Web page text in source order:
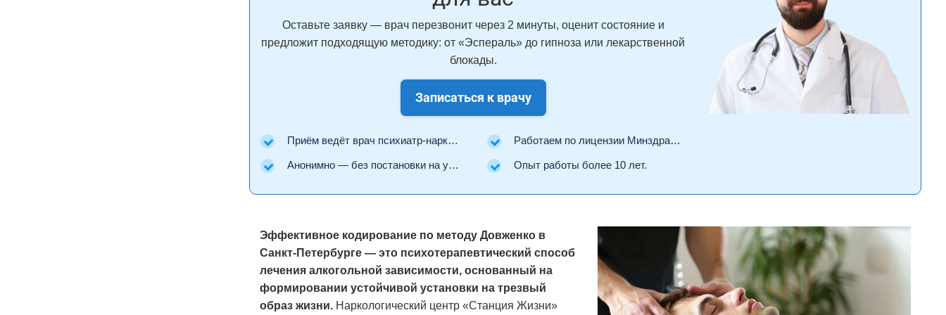
Оставьте заявку — врач перезвонит через 2 минуты, оценит состояние и
предложит подходящую методику: от «Эспераль» до гипноза или лекарственной
блокады.
Записаться к врачу
Приём ведёт врач психиатр-нарколог. Работаем по лицензии Минздрава РФ.
Анонимно — без постановки на учёт. Опыт работы более 10 лет.
Эффективное кодирование по методу Довженко в
Санкт-Петербурге — это психотерапевтический способ
лечения алкогольной зависимости, основанный на
формировании устойчивой установки на трезвый
образ жизни.Наркологический центр «Станция Жизни»